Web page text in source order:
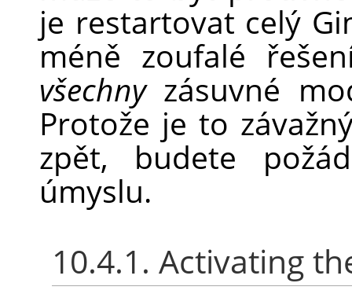
je restartovat celý
méně zoufalé
všechnyzásuvné
Protože je to
zpět, budete
úmyslu.
10.4.1. Activating